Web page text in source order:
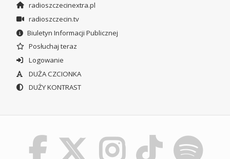
radioszczecinextra.pl
radioszczecin.tv
Biuletyn Informacji Publicznej
Posłuchaj teraz
Logowanie
DUŻA CZCIONKA
DUŻY KONTRAST